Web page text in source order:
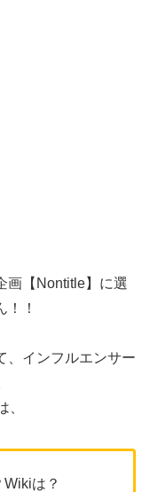
画【Nontitle】に選
！
、インフルエンサー
、
は？